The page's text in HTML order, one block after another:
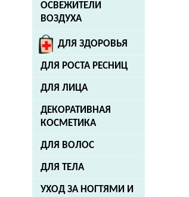
ОСВЕЖИТЕЛИ
ВОЗДУХА
ДЛЯ ЗДОРОВЬЯ
ДЛЯ РОСТА РЕСНИЦ
ДЛЯ ЛИЦА
ДЕКОРАТИВНАЯ
КОСМЕТИКА
ДЛЯ ВОЛОС
ДЛЯ ТЕЛА
УХОД ЗА НОГТЯМИ И